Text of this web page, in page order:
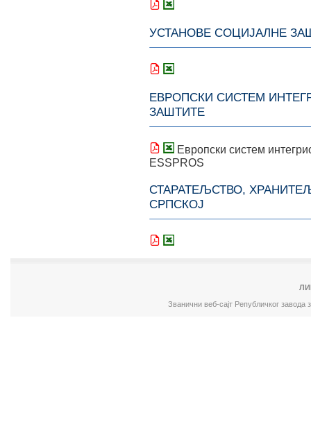
УСТАНОВЕ СОЦИЈАЛНЕ
ЕВРОПСКИ СИСТЕМ
ЗАШТИТЕ
Европски систем
ESSPROS
СТАРАТЕЉСТВО,
СРПСКОЈ
Званични веб-сајт Републичког